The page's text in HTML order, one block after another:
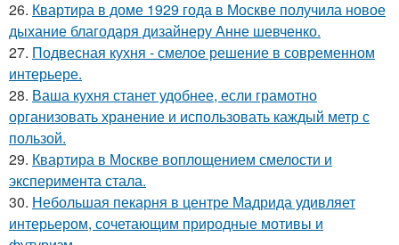
26. Квартира в доме 1929 года в Москве получила новое
дыхание благодаря дизайнеру Анне шевченко.
27. Подвесная кухня - смелое решение в современном
интерьере.
28. Ваша кухня станет удобнее, если грамотно
организовать хранение и использовать каждый метр с
пользой.
29. Квартира в Москве воплощением смелости и
эксперимента стала.
30. Небольшая пекарня в центре Мадрида удивляет
интерьером, сочетающим природные мотивы и